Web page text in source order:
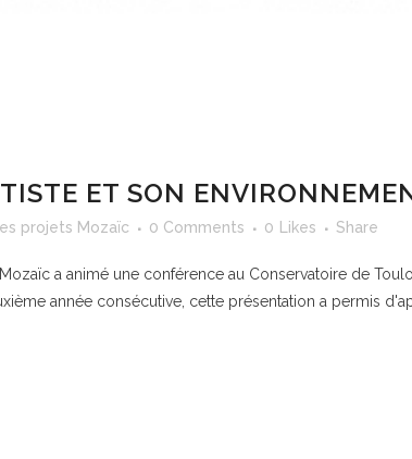
ET SON
projets Mozaïc 0 Comments 0 Likes Share
a animé une conférence au Conservatoire de
année consécutive, cette présentation a permis